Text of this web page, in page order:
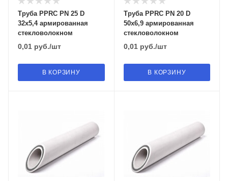
Труба PPRC PN 25 D
32х5,4 армированная
стекловолокном
0,01 руб./шт
В КОРЗИНУ
Труба PPRC PN 20 D
50х6,9 армированная
стекловолокном
0,01руб./шт
В КОРЗИНУ